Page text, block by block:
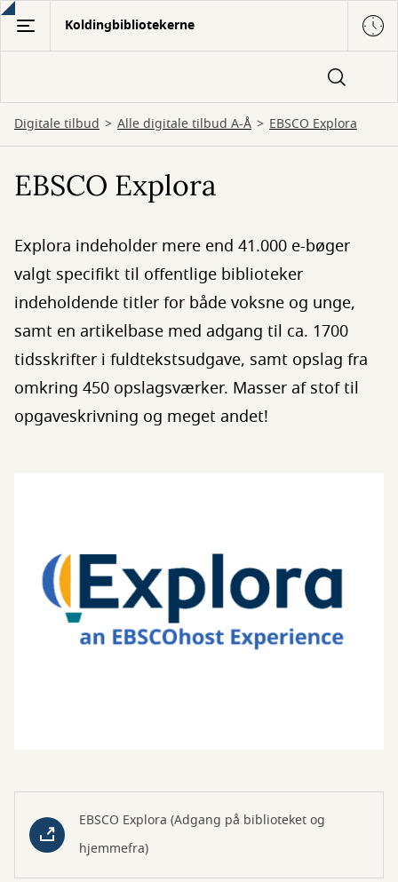
Gå
hovedindhold
Koldingbibliotekerne
Digitale tilbud Alle digitale tilbud A-Å EBSCO Explora
EBSCO Explora
Explora indeholder mere end 41.000 e-bøger
valgt specifikt til offentlige biblioteker
indeholdende titler for både voksne og unge,
samt en artikelbase med adgang til ca. 1700
tidsskrifter i fuldtekstsudgave, samt opslag fra
omkring 450 opslagsværker. Masser af stof til
opgaveskrivning og meget andet!
EBSCO Explora (Adgang på biblioteket og
hjemmefra)